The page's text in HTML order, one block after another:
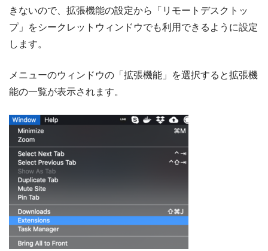
きないので、拡張機能の設定から「リモートデスクトッ
プ」をシークレットウィンドウでも利用できるように設定
します。
メニューのウィンドウの「拡張機能」を選択すると拡張機
能の一覧が表示されます。